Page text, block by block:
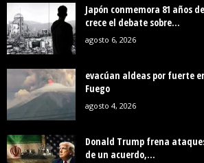
Japón conmemora 81 años
crece el debate sobre...
agosto 6, 2026
evacúan aldeas por fuerte
Fuego
agosto 4, 2026
Donald Trump frena
de un acuerdo,...